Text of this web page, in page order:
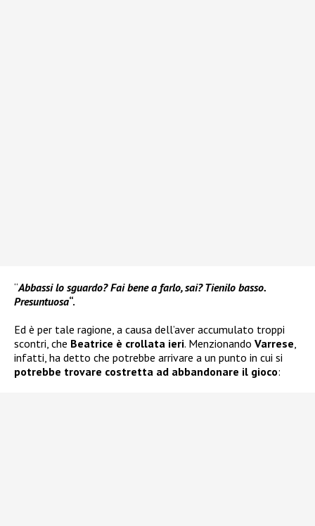
“Abbassi lo sguardo? Fai bene a farlo, sai? Tienilo basso.
Presuntuosa“.
Ed è per tale ragione, a causa dell’aver accumulato troppi
scontri, che Beatrice è crollata ieri. Menzionando Varrese,
infatti, ha detto che potrebbe arrivare a un punto in cui si
potrebbe trovare costretta ad abbandonare il gioco: